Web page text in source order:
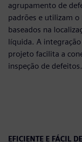
agrupamento de
padrões e utilizam o
baseados na
líquida. A
projeto facilita a
inspeção de defeitos.
EFICIENTE E FÁCIL